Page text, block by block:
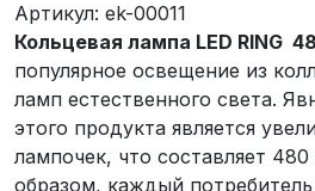
Артикул: ek-00011
Кольцевая лампа LED RING
популярное освещение из
ламп естественного света.
этого продукта является
лампочек, что составляет
образом, каждый